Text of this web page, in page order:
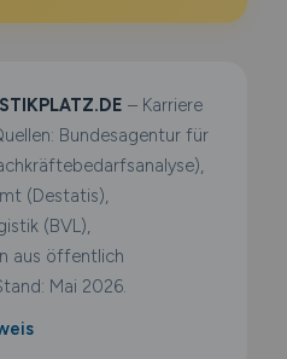
– Karriere
Bundesagentur für
(Destatis),
(BVL),
aus öffentlich
Mai 2026.